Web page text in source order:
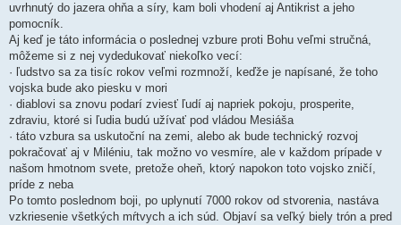
uvrhnutý do jazera ohňa a síry, kam boli vhodení aj Antikrist a jeho
pomocník.
Aj keď je táto informácia o poslednej vzbure proti Bohu veľmi stručná,
môžeme si z nej vydedukovať niekoľko vecí:
· ľudstvo sa za tisíc rokov veľmi rozmnoží, keďže je napísané, že toho
vojska bude ako piesku v mori
· diablovi sa znovu podarí zviesť ľudí aj napriek pokoju, prosperite,
zdraviu, ktoré si ľudia budú užívať pod vládou Mesiáša
· táto vzbura sa uskutoční na zemi, alebo ak bude technický rozvoj
pokračovať aj v Miléniu, tak možno vo vesmíre, ale v každom prípade v
našom hmotnom svete, pretože oheň, ktorý napokon toto vojsko zničí,
príde z neba
Po tomto poslednom boji, po uplynutí 7000 rokov od stvorenia, nastáva
vzkriesenie všetkých mŕtvych a ich súd. Objaví sa veľký biely trón a pred